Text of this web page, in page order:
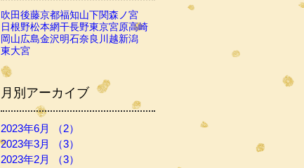
吹田後藤京都福知山下関森ノ宮
日根野松本網干長野東京宮原高崎
岡山広島金沢明石奈良 川越新潟
東大宮
月別アーカイブ
2023年6月 （2）
2023年3月
（3）
2023年2月
（3）